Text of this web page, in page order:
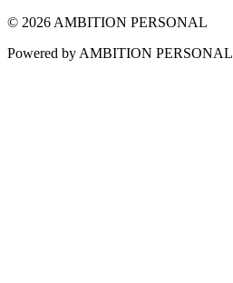
© 2026 AMBITION PERSONAL
Powered by AMBITION PERSONAL